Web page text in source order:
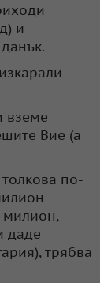
и
вземе
Вие (а
толкова по-
милион,
даде
трябва